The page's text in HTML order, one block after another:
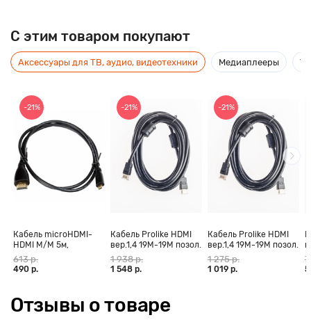
C этим товаром покупают
Аксессуары для ТВ, аудио, видеотехники Медиаплееры
-21%
Кабель microHDMI-
HDMI M/M 5м,
позолоченные
контакты Blister box
613 р.
490 р.
-21%
Кабель Prolike HDMI
вер.1,4 19М-19М позол.
конт., ферритовые
кольца, 30 м
1 938 р.
1 548 р.
-21%
Кабель Prolike HDMI
вер.1,4 19М-19М позол.
конт., ферритовые
кольца, 20 м
1 275 р.
1 019 р.
Отзывы о товаре